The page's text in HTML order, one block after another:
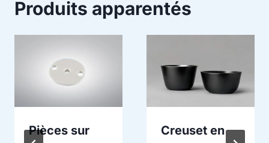
Produits apparentés
Pièces sur
Creuset en